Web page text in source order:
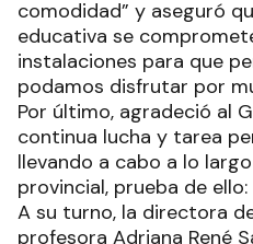
comodidad” y aseguró
educativa se
instalaciones para que
podamos disfrutar por
Por último, agradeció al
continua lucha y tarea
llevando a cabo a lo
provincial, prueba de
A su turno, la directora de
profesora Adriana René